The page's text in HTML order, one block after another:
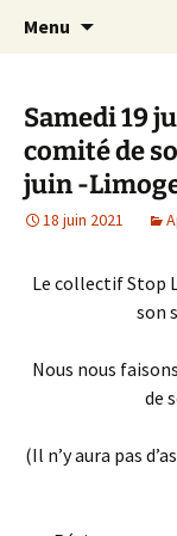
Le site
23
Menu
Samedi 19
comité de
juin -
18 juin 2021
Le collectif Stop
son
Nous nous
de
(Il n’y aura pas